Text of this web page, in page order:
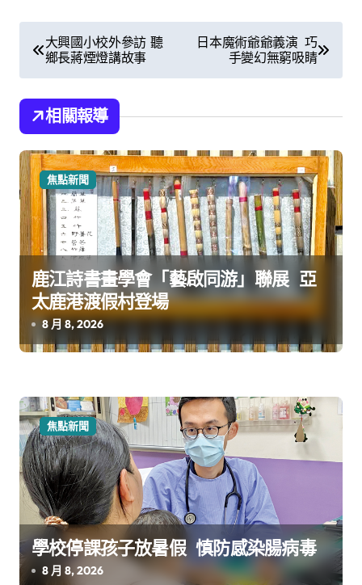
文
章
導
覽
大興國小校外參訪 聽
鄉長蔣煙燈講故事
日本魔術爺爺義演 巧
手變幻無窮吸睛
相關報導
焦點新聞
鹿江詩書畫學會「藝啟同游」聯展 亞
太鹿港渡假村登場
8 月 8, 2026
焦點新聞
學校停課孩子放暑假 慎防感染腸病毒
8 月 8, 2026